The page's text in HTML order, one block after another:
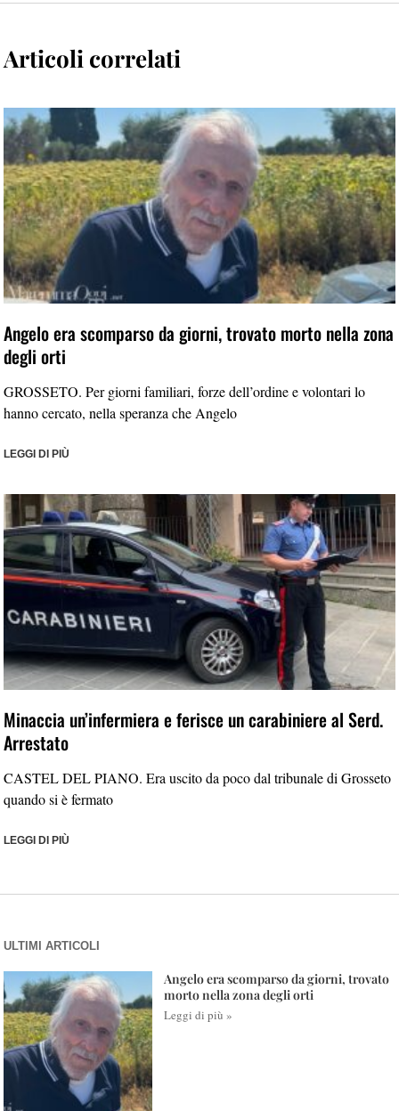
Articoli correlati
Angelo era scomparso da giorni, trovato morto nella zona
degli orti
GROSSETO. Per giorni familiari, forze dell’ordine e volontari lo
hanno cercato, nella speranza che Angelo
LEGGI DI PIÙ
Minaccia un’infermiera e ferisce un carabiniere al Serd.
Arrestato
CASTEL DEL PIANO. Era uscito da poco dal tribunale di Grosseto
quando si è fermato
LEGGI DI PIÙ
ULTIMI ARTICOLI
Angelo era scomparso da giorni, trovato
morto nella zona degli orti
Leggi di più »